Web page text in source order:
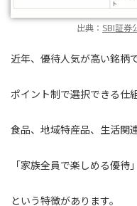
出典： SBI証券
近年、優待人気が高い銘柄で
ポイント制で選択できる仕
食品、地域特産品、生活関
「家族全員で楽しめる優待」
という特徴があります。